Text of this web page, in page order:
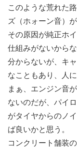
このような荒れた
ズ（ホォーン音）
その原因が純正ホ
仕組みがないから
分からないが、キ
なこともあり、人
まぁ、エンジン音
ないのだが、パイ
がタイヤからのノ
ば良いかと思う。
コンクリート舗装